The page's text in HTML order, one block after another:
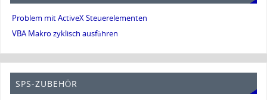
Problem mit ActiveX Steuerelementen
VBA Makro zyklisch ausführen
SPS-ZUBEHÖR